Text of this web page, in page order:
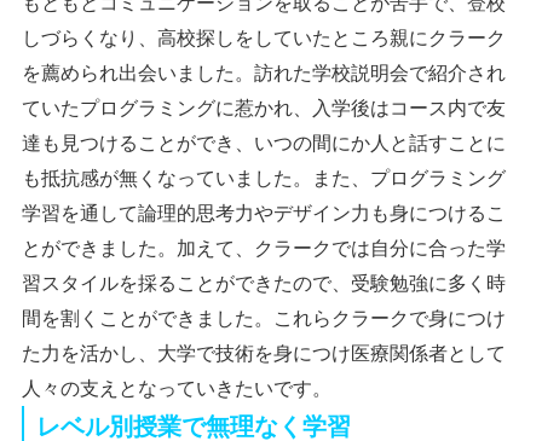
しづらくなり、高校探しをしていたところ親にクラーク
を薦められ出会いました。訪れた学校説明会で紹介され
ていたプログラミングに惹かれ、入学後はコース内で友
達も見つけることができ、いつの間にか人と話すことに
も抵抗感が無くなっていました。また、プログラミング
学習を通して論理的思考力やデザイン力も身につけるこ
とができました。加えて、クラークでは自分に合った学
習スタイルを採ることができたので、受験勉強に多く時
間を割くことができました。これらクラークで身につけ
た力を活かし、大学で技術を身につけ医療関係者として
人々の支えとなっていきたいです。
レベル別授業で無理なく学習